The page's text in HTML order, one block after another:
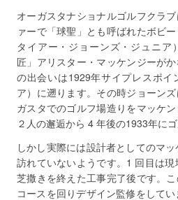
オーガスタナショナルゴルフクラ
ァーで「球聖」とも呼ばれたボビ
タイアー・ジョーンズ・ジュニア
匠」アリスター・マッケンジーが
の出会いは1929年サイプレスポイ
ア）に遡ります。その時ジョーン
ガスタでのゴルフ場造りをマッケ
２人の邂逅から 4 年後の1933年に
しかし実際には設計者としてのマ
訪れていないようです。1 回目は
芝撒きを終えた工事完了後です。
コースを回りデザイン監修をして